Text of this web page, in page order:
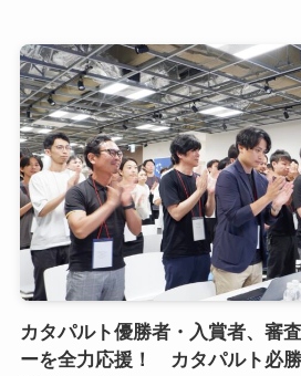
カタパルト優勝者・入賞者、審
ーを全力応援！ カタパルト必